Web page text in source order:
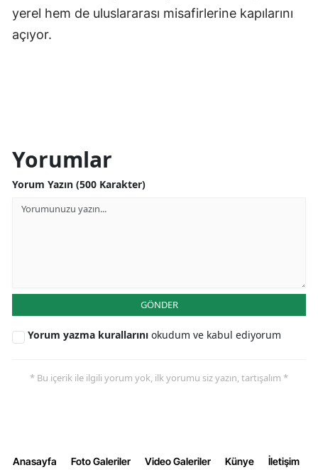
yerel hem de uluslararası misafirlerine kapılarını
açıyor.
Yorumlar
Yorum Yazın (500 Karakter)
GÖNDER
Yorum yazma kurallarını okudum ve kabul ediyorum
* Bu içerik ile ilgili yorum yok, ilk yorumu siz yazın, tartışalım *
Anasayfa Foto Galeriler Video Galeriler Künye İletişim